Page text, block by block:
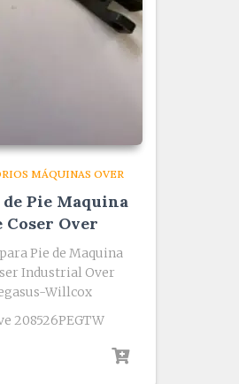
MÁQUINAS OVER
de Pie Maquina
Coser Over
Pie de Maquina
Industrial Over
Willcox
208526PEGTW